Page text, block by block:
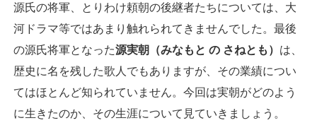
源氏の将軍、とりわけ頼朝の後継者たちについては、大
河ドラマ等ではあまり触れられてきませんでした。最後
の源氏将軍となった源実朝（みなもと の さねとも） は、
歴史に名を残した歌人でもありますが、その業績につい
てはほとんど知られていません。今回は実朝がどのよう
に生きたのか、その生涯について見ていきましょう。